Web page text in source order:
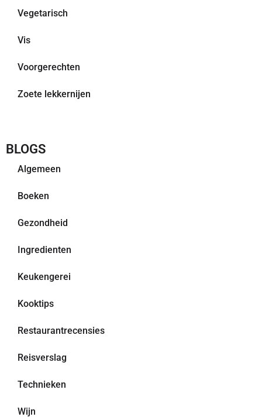
Vegetarisch
Vis
Voorgerechten
Zoete lekkernijen
BLOGS
Algemeen
Boeken
Gezondheid
Ingredienten
Keukengerei
Kooktips
Restaurantrecensies
Reisverslag
Technieken
Wijn